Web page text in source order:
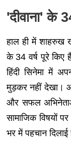
'दीवाना' के
हाल ही में शाहरुख
के 34 वर्ष पूरे किए
हिंदी सिनेमा में
मुड़कर नहीं देखा।
और सफल
सामाजिक विषयों
भर में पहचान दिलाई